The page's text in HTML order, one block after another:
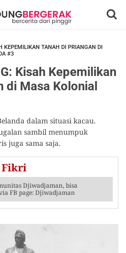
KEPEMILIKAN TANAH DI PRIANGAN DI
#3
Kisah Kepemilikan
di Masa Kolonial
dalam situasi kacau.
sambil menumpuk
juga sama saja.
Fikri
Djiwadjaman, bisa
FB page: Djiwadjaman